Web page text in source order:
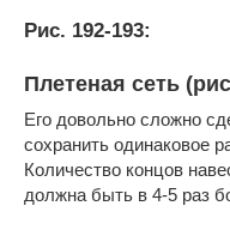
Рис. 192-193:
Плетеная сеть
Его довольно сложно
сохранить одинаковое
Количество концов
должна быть в 4-5 раз